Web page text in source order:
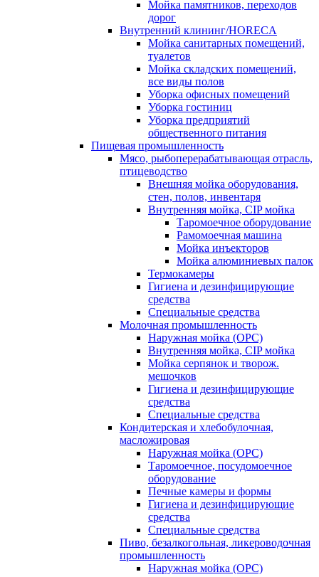
Мойка памятников, переходов
дорог
Внутренний клининг/HORECA
Мойка санитарных помещений,
туалетов
Мойка складских помещений,
все виды полов
Уборка офисных помещений
Уборка гостиниц
Уборка предприятий
общественного питания
Пищевая промышленность
Мясо, рыбоперерабатывающая отрасль,
птицеводство
Внешняя мойка оборудования,
стен, полов, инвентаря
Внутренняя мойка, CIP мойка
Таромоечное оборудование
Рамомоечная машина
Мойка инъекторов
Мойка алюминиевых палок
Термокамеры
Гигиена и дезинфицирующие
средства
Специальные средства
Молочная промышленность
Наружная мойка (ОРС)
Внутренняя мойка, CIP мойка
Мойка серпянок и творож.
мешочков
Гигиена и дезинфицирующие
средства
Специальные средства
Кондитерская и хлебобулочная,
масложировая
Наружная мойка (ОРС)
Таромоечное, посудомоечное
оборудование
Печные камеры и формы
Гигиена и дезинфицирующие
средства
Специальные средства
Пиво, безалкогольная, ликероводочная
промышленность
Наружная мойка (ОРС)